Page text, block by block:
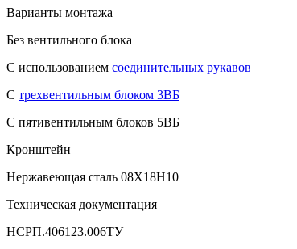
Варианты монтажа
Без вентильного блока
С использованием соединительных рукавов
С трехвентильным блоком 3ВБ
С пятивентильным блоков 5ВБ
Кронштейн
Нержавеющая сталь 08Х18Н10
Техническая документация
НСРП.406123.006ТУ